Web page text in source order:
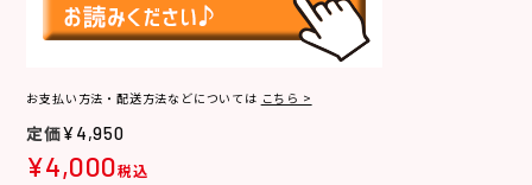
お支払い方法・配送方法などについては こちら >
¥4,950
¥4,000税込